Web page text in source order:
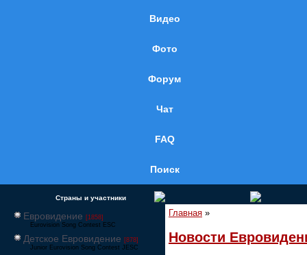
Видео
Фото
Форум
Чат
FAQ
Поиск
Страны и участники
Евровидение [1858]
Eurovision Song Contest ESC
Детское Евровидение [878]
Junior Eurovision Song Contest JESC
Главная »
Новости